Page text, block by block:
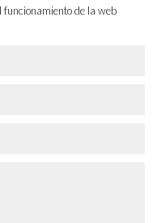
funcionamiento de la web